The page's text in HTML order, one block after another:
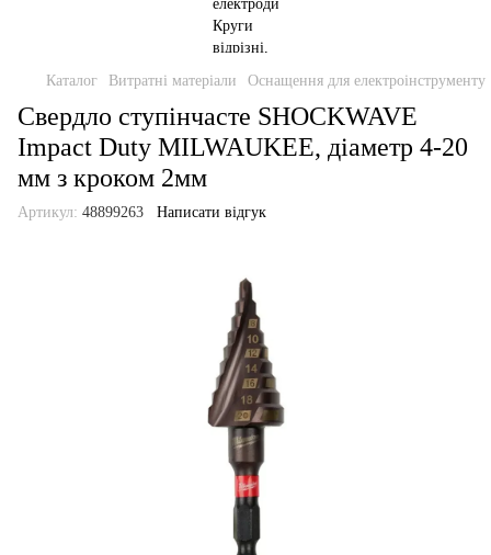
Каталог Витратні матеріали Оснащення для електроінструменту
Свердло ступінчасте SHOCKWAVE
Impact Duty MILWAUKEE, діаметр 4-20
мм з кроком 2мм
Артикул: 48899263 Написати відгук